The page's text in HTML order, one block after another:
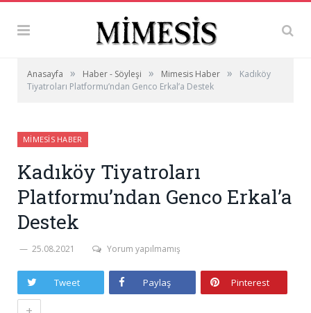
Anasayfa » Haber - Söyleşi » Mimesis Haber »
Kadıköy
Tiyatroları Platformu’ndan Genco Erkal’a Destek
MIMESIS HABER
Kadıköy Tiyatroları
Platformu’ndan Genco Erkal’a
Destek
25.08.2021 Yorum yapılmamış
Tweet Paylaş Pinterest